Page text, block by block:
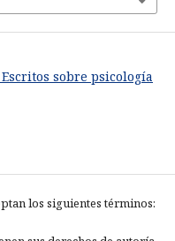
sobre psicología
los siguientes términos: